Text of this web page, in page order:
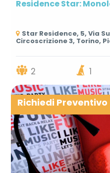
Residence Star:
Star Residence, 5, Via
Circoscrizione 3, Torino,
2 1
Richiedi Preventivo